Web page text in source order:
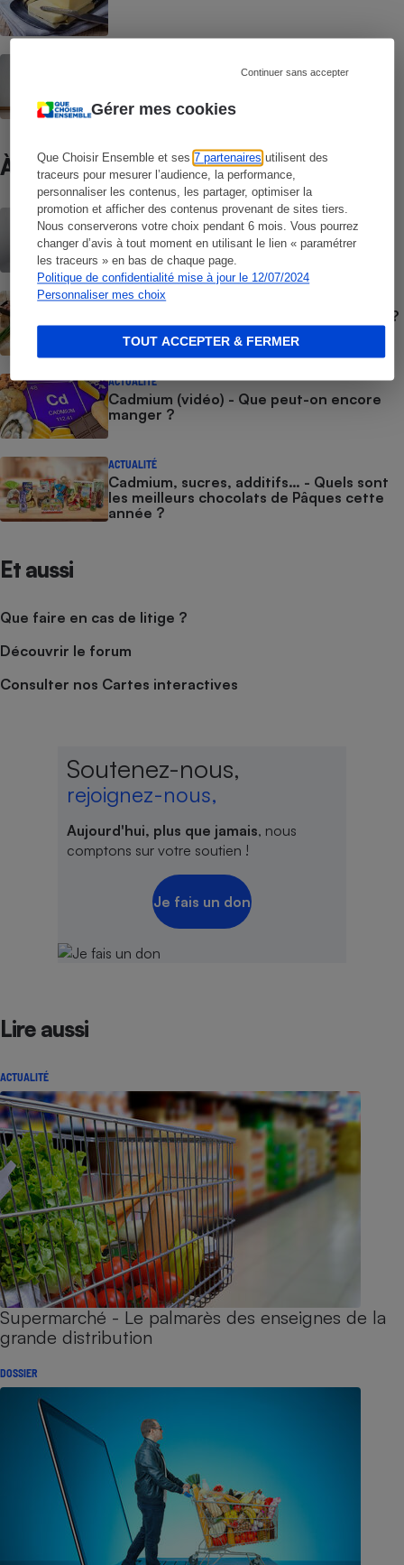
Gérer mes cookies
Que Choisir Ensemble et ses7 partenaires utilisent des
traceurs pour mesurer l’audience, la performance,
personnaliser les contenus, les partager, optimiser la
promotion et afficher des contenus provenant de sites tiers.
Nous conserverons votre choix pendant 6 mois. Vous pourrez
changer d’avis à tout moment en utilisant le lien « paramétrer
les traceurs » en bas de chaque page.
Politique de confidentialité mise à jour le 12/07/2024
Personnaliser mes choix
Continuer sans accepter
TOUT ACCEPTER & FERMER
À ne pas manquer
BRÈVE
Palmarès des supermarchés - Les
enseignes les moins chères en juin 2026
GUIDE D'ACHAT
Jambon blanc - Quel jambon cuit choisir ?
ACTUALITÉ
Cadmium (vidéo) - Que peut-on encore
manger ?
ACTUALITÉ
Cadmium, sucres, additifs… - Quels sont
les meilleurs chocolats de Pâques cette
année ?
Et aussi
Que faire en cas de litige ?
Découvrir le forum
Consulter nos Cartes interactives
Soutenez-nous,
rejoignez-nous,
Aujourd'hui, plus que jamais, nous
comptons sur votre soutien !
Je fais un don
Lire aussi
ACTUALITÉ
Supermarché - Le palmarès des enseignes de la
grande distribution
DOSSIER